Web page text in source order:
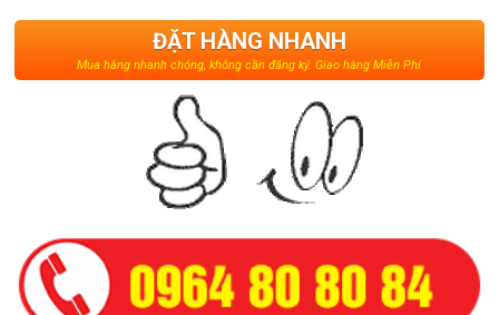
ĐẶT HÀNG NHANH
Mua hàng nhanh chóng, không cần đăng ký. Giao hàng Miễn Phí